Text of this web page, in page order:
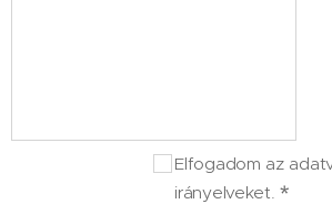
Elfogadom az
irányelveket.